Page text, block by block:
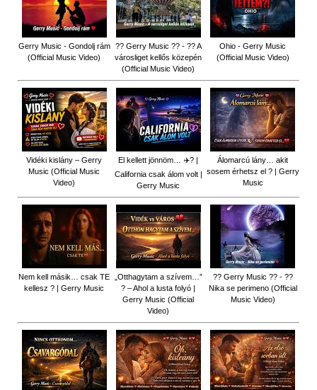
Gerry Music - Gondolj rám
(Official Music Video)
?? Gerry Music ?? - ?? A
városliget kellős közepén
(Official Music Video)
Ohio - Gerry Music
(Official Music Video)
Vidéki kislány – Gerry
Music (Official Music
Video)
El kellett jönnöm… ✈️? |
California csak álom volt |
Gerry Music
Álomarcú lány… akit
sosem érhetsz el ? | Gerry
Music
Nem kell másik… csak TE
kellesz ? | Gerry Music
„Otthagytam a szívem…”
? – Ahol a lusta folyó |
Gerry Music (Official
Video)
?? Gerry Music ?? - ??
Nika se perimeno (Official
Music Video)